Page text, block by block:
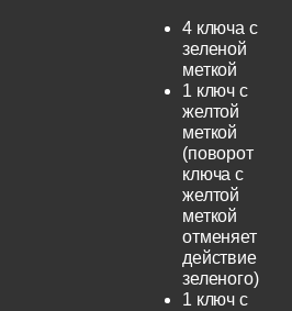
4 ключа с
зеленой
меткой
1 ключ с
желтой
меткой
(поворот
ключа с
желтой
меткой
отменяет
действие
зеленого)
1 ключ с